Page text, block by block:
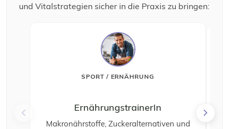
und Vitalstrategien sicher in die Praxis zu bringen:
SPORT / ERNÄHRUNG
ErnährungstrainerIn
Makronährstoffe, Zuckeralternativen und